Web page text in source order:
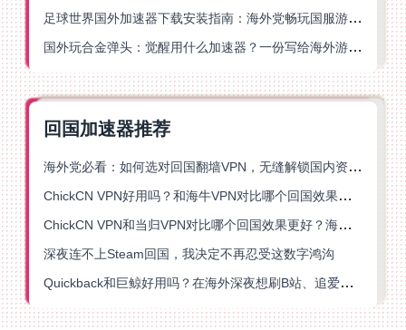
足球世界国外加速器下载安装指南：海外党畅玩国服游戏的终极解决方案
国外玩合金弹头：觉醒用什么加速器？一份写给海外游子的畅玩指南
回国加速器推荐
海外党必看：如何选对回国翻墙VPN，无缝解锁国内资源？
ChickCN VPN好用吗？和海牛VPN对比哪个回国效果更好？
ChickCN VPN和当归VPN对比哪个回国效果更好？海外党亲测后选了它
深夜连不上Steam回国，我决定不再忍受这数字鸿沟
Quickback和巨鲸好用吗？在海外深夜想刷B站、追爱奇艺的你，或许正需要这份答案